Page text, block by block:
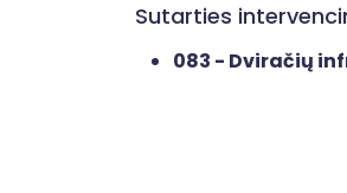
Sutarties
083 - Dviračių